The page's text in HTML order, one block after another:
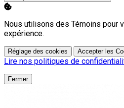
Nous utilisons des Témoins pour
expérience.
Réglage des cookies Accepter les
Lire nos politiques de
Fermer